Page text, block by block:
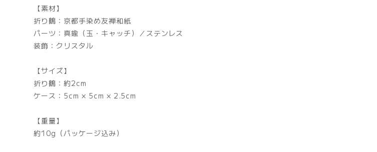
【素材】
折り鶴：京都手染め友禅和紙
パーツ：真鍮（玉・キャッチ）／ステンレス
装飾：クリスタル
【サイズ】
折り鶴：約2cm
ケース：5cm × 5cm × 2.5cm
【重量】
約10g（パッケージ込み）